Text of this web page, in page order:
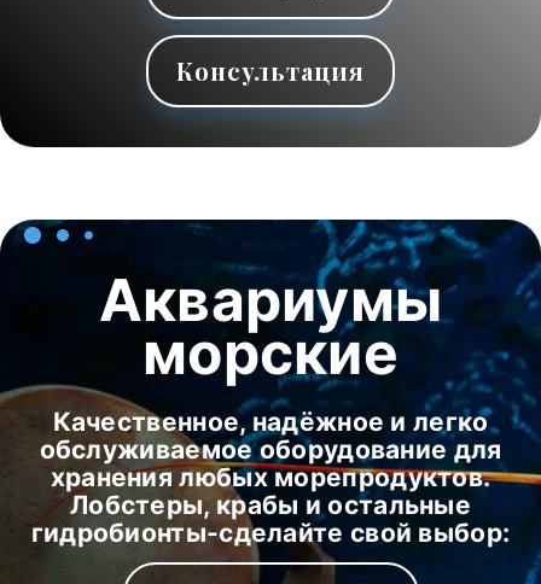
Консультация
Аквариумы
морские
Качественное, надёжное и легко
обслуживаемое оборудование для
хранения любых морепродуктов.
Лобстеры, крабы и остальные
гидробионты-сделайте свой выбор: